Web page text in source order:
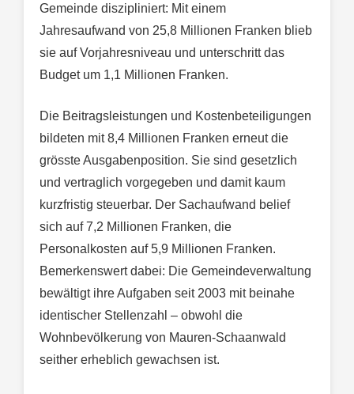
Gemeinde diszipliniert: Mit einem
Jahresaufwand von 25,8 Millionen Franken blieb
sie auf Vorjahresniveau und unterschritt das
Budget um 1,1 Millionen Franken.
Die Beitragsleistungen und Kostenbeteiligungen
bildeten mit 8,4 Millionen Franken erneut die
grösste Ausgabenposition. Sie sind gesetzlich
und vertraglich vorgegeben und damit kaum
kurzfristig steuerbar. Der Sachaufwand belief
sich auf 7,2 Millionen Franken, die
Personalkosten auf 5,9 Millionen Franken.
Bemerkenswert dabei: Die Gemeindeverwaltung
bewältigt ihre Aufgaben seit 2003 mit beinahe
identischer Stellenzahl – obwohl die
Wohnbevölkerung von Mauren-Schaanwald
seither erheblich gewachsen ist.